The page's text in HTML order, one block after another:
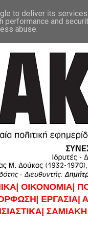
ΟΙΚΟΝΟΜΙΑ|
ΕΡΓΑΣΙΑ|
ΣΑΜΙΑΚΗ
to deliver its
performance and
abuse.